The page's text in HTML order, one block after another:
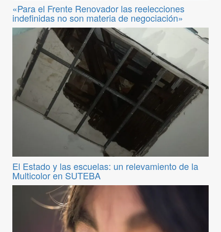
«Para el Frente Renovador las reelecciones
indefinidas no son materia de negociación»
El Estado y las escuelas: un relevamiento de la
Multicolor en SUTEBA